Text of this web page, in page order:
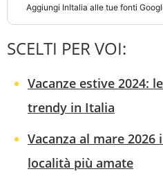
Aggiungi InItalia alle tue fonti
SCELTI PER VOI:
Vacanze estive 2024:
trendy in Italia
Vacanza al mare 2026
località più amate